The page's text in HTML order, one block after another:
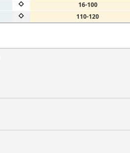
16-100
110-120